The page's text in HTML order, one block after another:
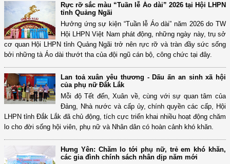
Rực rỡ sắc màu “Tuần lễ Áo dài” 2026 tại Hội LHPN
tỉnh Quảng Ngãi
Hưởng ứng sự kiện “Tuần lễ Áo dài” năm 2026 do TW
Hội LHPN Việt Nam phát động, những ngày này, trụ sở
cơ quan Hội LHPN tỉnh Quảng Ngãi trở nên rực rỡ và tràn đầy sức sống
bởi những tà Áo dài thướt tha của đội ngũ cán bộ, công chức tại đây.
Lan toả xuân yêu thương - Dấu ấn an sinh xã hội
của phụ nữ Đắk Lắk
Mỗi độ Tết đến, Xuân về, cùng với sự quan tâm của
Đảng, Nhà nước và cấp ủy, chính quyền các cấp, Hội
LHPN tỉnh Đắk Lắk đã chủ động, tích cực triển khai nhiều hoạt động chăm
lo cho đời sống hội viên, phụ nữ và Nhân dân có hoàn cảnh khó khăn.
Hưng Yên: Chăm lo tới phụ nữ, trẻ em khó khăn,
các gia đình chính sách nhân dịp năm mới